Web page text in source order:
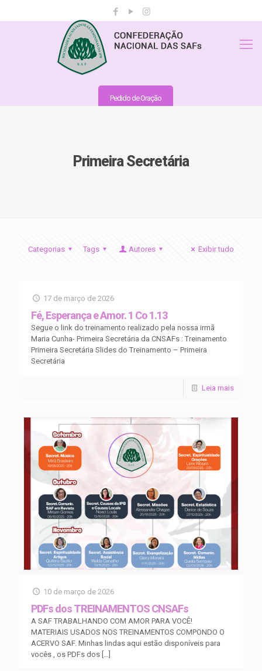
Pedido de Oração
Primeira Secretária
Categorias Tags Autores Exibir tudo
17 de março de 2026
Fé, Esperança e Amor. 1 Co 1.13
Segue o link do treinamento realizado pela nossa irmã
Maria Cunha- Primeira Secretária da CNSAFs : Treinamento
Primeira Secretária Slides do Treinamento – Primeira
Secretária
Leia mais
10 de março de 2026
PDFs dos TREINAMENTOS CNSAFs
A SAF TRABALHANDO COM AMOR PARA VOCÊ!
MATERIAIS USADOS NOS TREINAMENTOS COMPONDO O
ACERVO SAF. Minhas lindas aqui estão disponíveis para
vocês , os PDFs dos […]